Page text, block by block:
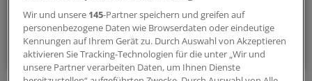
Kommentare
Voraussetzungen für den Zugang
Wir und unsere 145-Partner speichern und greifen auf
personenbezogene Daten wie Browserdaten oder eindeutige
Kennungen auf Ihrem Gerät zu. Durch Auswahl von Akzeptieren
aktivieren Sie Tracking-Technologien für die unter „Wir und
unsere Partner verarbeiten Daten, um Ihnen Dienste